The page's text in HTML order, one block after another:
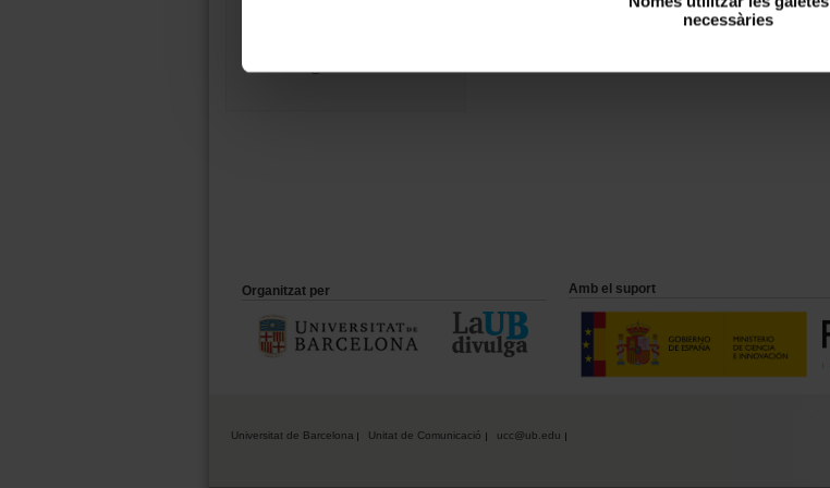
necessàries
ucc@ub.edu
Organitzat per Amb el suport
Universitat de Barcelona Unitat de Comunicació ucc@ub.edu